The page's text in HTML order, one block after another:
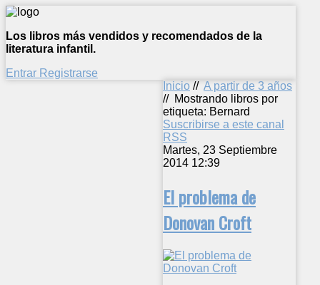
Los libros más vendidos y recomendados de la
literatura infantil.
Entrar Registrarse
Inicio // A partir de 3 años
// Mostrando libros por
etiqueta: Bernard
Suscribirse a este canal
RSS
Martes, 23 Septiembre
2014 12:39
El problema de
Donovan Croft